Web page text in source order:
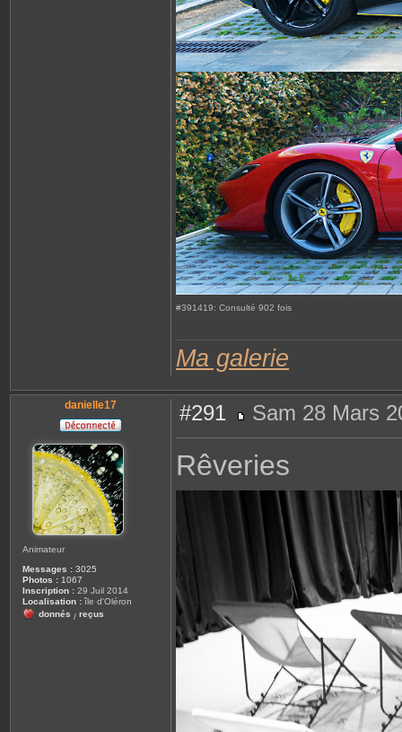
#391419: Consulté 902 fois
Ma galerie
danielle17
Animateur
Messages : 3025
Photos : 1067
Inscription : 29 Juil 2014
Localisation : île d'Oléron
donnés / reçus
#291
e
a
e
Sam 28 Mars
Rêveries